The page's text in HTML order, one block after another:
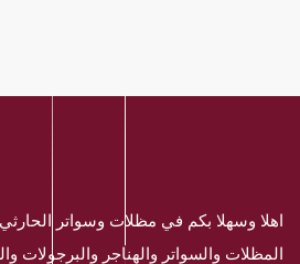
اهلا وسهلا بكم في مظلات وسواتر
المظلات والسواتر والهناجر والبرجولات